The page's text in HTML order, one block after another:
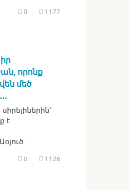
0 1177
որոնք
մեծ
է
0 1126